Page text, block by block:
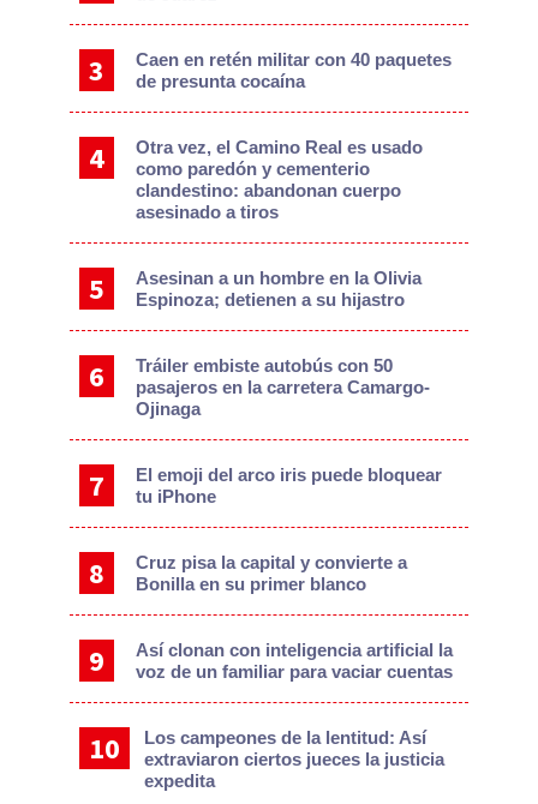
Caen en retén militar con 40 paquetes
de presunta cocaína
Otra vez, el Camino Real es usado
como paredón y cementerio
clandestino: abandonan cuerpo
asesinado a tiros
Asesinan a un hombre en la Olivia
Espinoza; detienen a su hijastro
Tráiler embiste autobús con 50
pasajeros en la carretera Camargo-
Ojinaga
El emoji del arco iris puede bloquear
tu iPhone
Cruz pisa la capital y convierte a
Bonilla en su primer blanco
Así clonan con inteligencia artificial la
voz de un familiar para vaciar cuentas
Los campeones de la lentitud: Así
extraviaron ciertos jueces la justicia
expedita